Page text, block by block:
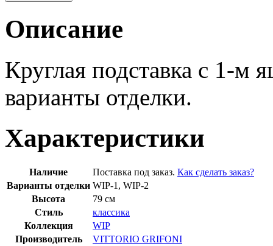
Описание
Круглая подставка с 1-
варианты отделки.
Характеристики
Наличие Поставка под заказ. Как сделать заказ?
Варианты отделки WIP-1, WIP-2
Высота
79 см
Стиль
классика
Коллекция
WIP
Производитель
VITTORIO GRIFONI